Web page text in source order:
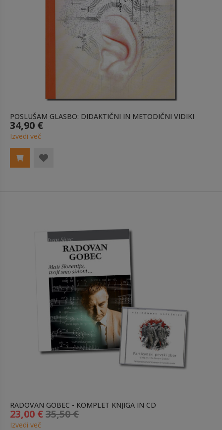
POSLUŠAM GLASBO: DIDAKTIČNI IN METODIČNI VIDIKI
34,90 €
Izvedi več
RADOVAN GOBEC - KOMPLET KNJIGA IN CD
23,00 € 35,50 €
Izvedi več